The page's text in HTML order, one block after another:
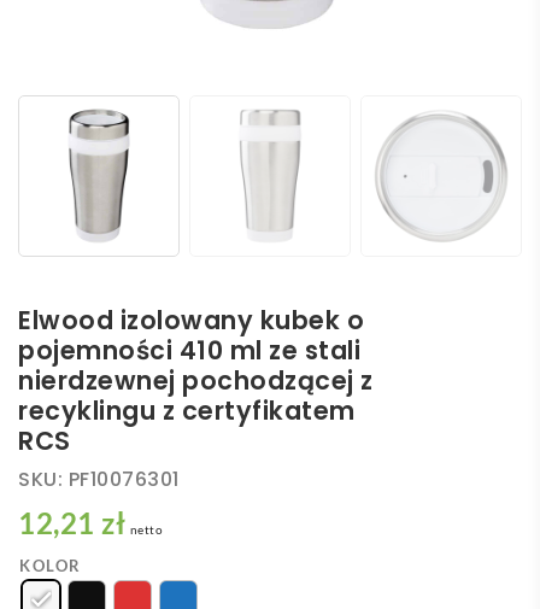
Elwood izolowany kubek o
pojemności 410 ml ze stali
nierdzewnej pochodzącej z
recyklingu z certyfikatem
RCS
SKU: PF10076301
12,21 zł netto
KOLOR